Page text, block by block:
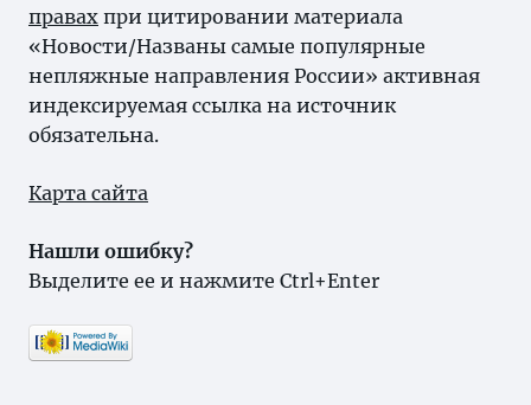
правах при цитировании материала
«Новости/Названы самые популярные
непляжные направления России» активная
индексируемая ссылка на источник
обязательна.
Карта сайта
Нашли ошибку?
Выделите ее и нажмите Ctrl+Enter